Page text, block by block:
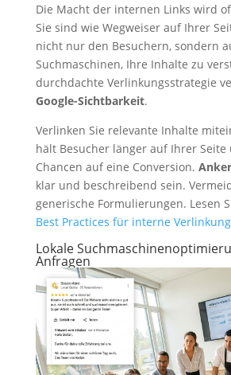
Die Macht der internen Links wird
Sie sind wie Wegweiser auf Ihrer
nicht nur den Besuchern, sondern
Suchmaschinen, Ihre Inhalte zu
durchdachte Verlinkungsstrategie
Google-Sichtbarkeit.
Verlinken Sie relevante Inhalte
hält Besucher länger auf Ihrer
Chancen auf eine Conversion.
klar und beschreibend sein.
generische Formulierungen. Lesen
Best Practices für interne Verlinkung
Lokale
Anfragen